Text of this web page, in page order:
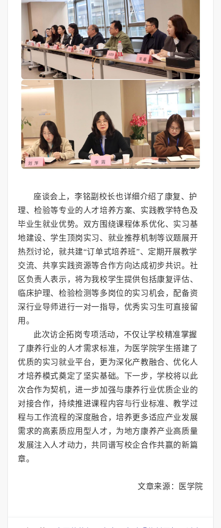
座谈会上，李铭副校长也详细介绍了康复、护
理、检验等专业的人才培养方案、实践教学特色及
毕业生就业优势。双方围绕课程体系优化、实习基
地建设、学生顶岗实习、就业推荐机制等议题展开
热烈讨论，就共建“订单式培养班”、定期开展教学
交流、共享实践资源等合作方向达成初步共识。社
区负责人表示，将为我校学生提供包括康复评估、
临床护理、检验检测等多岗位的实习机会，配备资
深行业导师进行一对一指导，优秀实习生可直接留
用。
此次访企拓岗专项活动，不仅让学校精准掌握
了康养行业的人才需求标准，为医学院学生搭建了
优质的实习就业平台，更为深化产教融合、优化人
才培养模式奠定了坚实基础。下一步，学校将以此
次合作为契机，进一步加强与康养行业优质企业的
对接合作，持续推进课程内容与行业标准、教学过
程与工作流程的深度融合，培养更多适应产业发展
需求的高素质应用型人才，为地方康养产业高质量
发展注入人才动力，共同谱写校企合作共赢的新篇
章。
文章来源：医学院